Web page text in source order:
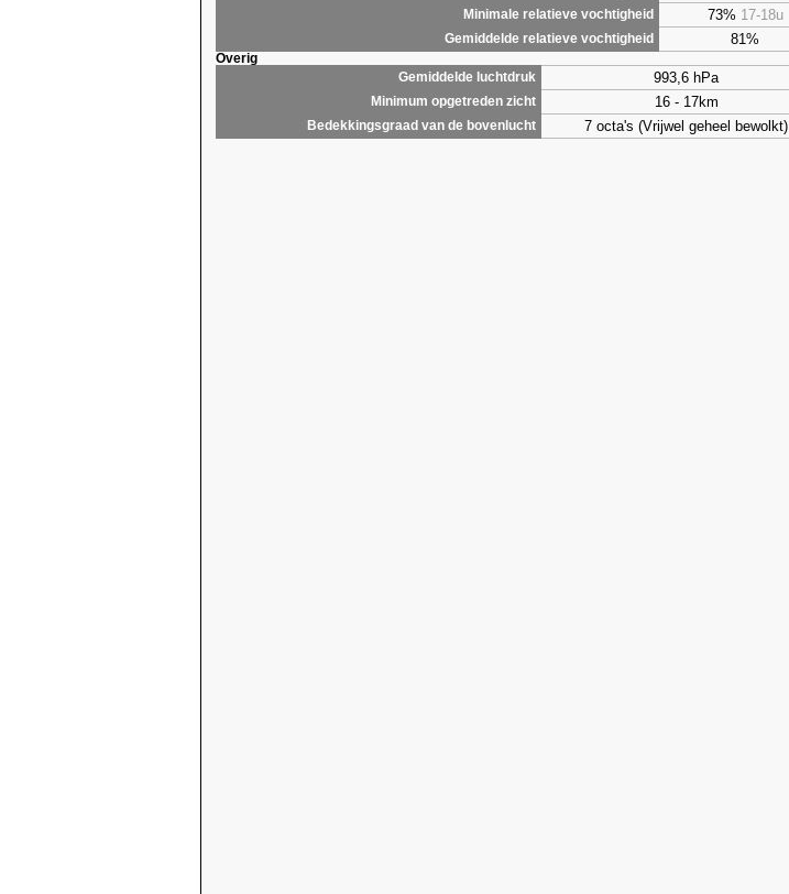
Minimale relatieve vochtigheid 73% 17-18u
Gemiddelde relatieve vochtigheid 81%
Overig
Gemiddelde luchtdruk
993,6 hPa
Minimum opgetreden zicht 16 - 17km
Bedekkingsgraad van de bovenlucht 7 octa's (Vrijwel geheel bewolkt)